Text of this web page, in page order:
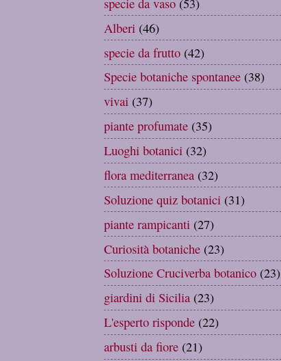
specie da vaso (53)
Alberi (46)
specie da frutto (42)
Specie botaniche spontanee (38)
vivai (37)
piante profumate (35)
Luoghi botanici (32)
flora mediterranea (32)
Soluzione quiz botanici (31)
piante rampicanti (27)
Curiosità botaniche (23)
Soluzione Cruciverba botanico (23)
giardini di Sicilia (23)
L'esperto risponde (22)
arbusti da fiore (21)